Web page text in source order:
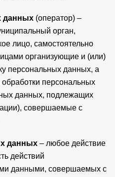
данных (оператор) –
орган,
лицо, самостоятельно
организующие и (или)
персональных данных, а
персональных
данных, подлежащих
совершаемые с
данных – любое действие
действий
данными, совершаемых с